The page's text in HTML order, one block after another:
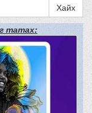
Хайх
татах: